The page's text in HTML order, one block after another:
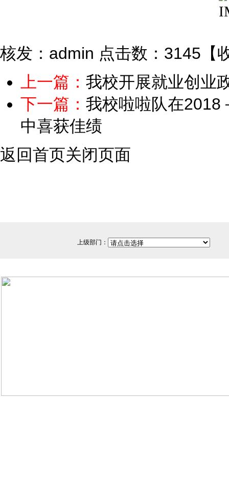
核发：admin 点击数：3145 【
上一篇： 我校开展就业创业
下一篇： 我校啦啦队在2018
中喜获佳绩
返回首页关闭页面
上级部门：